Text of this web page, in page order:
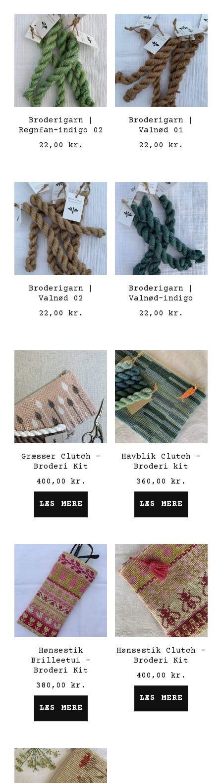
Broderigarn |
Regnfan-indigo 02
22,00 kr.
Broderigarn |
Valnød 01
22,00kr.
Broderigarn |
Valnød 02
22,00 kr.
Broderigarn |
Valnød-indigo
22,00kr.
Græsser Clutch –
Broderi Kit
400,00 kr.
LÆS MERE
Havblik Clutch –
Broderi kit
360,00kr.
LÆS MERE
Hønsestik
Brilleetui –
Broderi Kit
380,00 kr.
LÆS MERE
Hønsestik Clutch –
Broderi Kit
400,00kr.
LÆS MERE